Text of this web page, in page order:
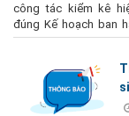
công tác kiểm kê
đúng Kế hoạch ban